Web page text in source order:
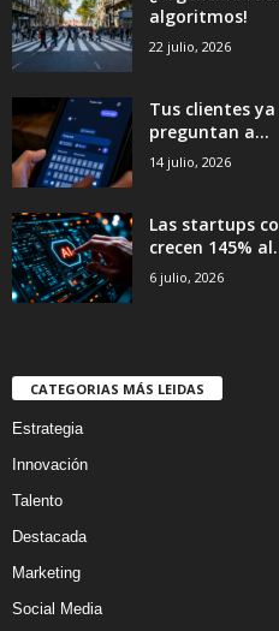
algoritmos!
22 julio, 2026
Tus clientes
preguntan a...
14 julio, 2026
Las startups
crecen 145%
6 julio, 2026
CATEGORIAS MÁS LEIDAS
Estrategia
Innovación
Talento
Destacada
Marketing
Social Media